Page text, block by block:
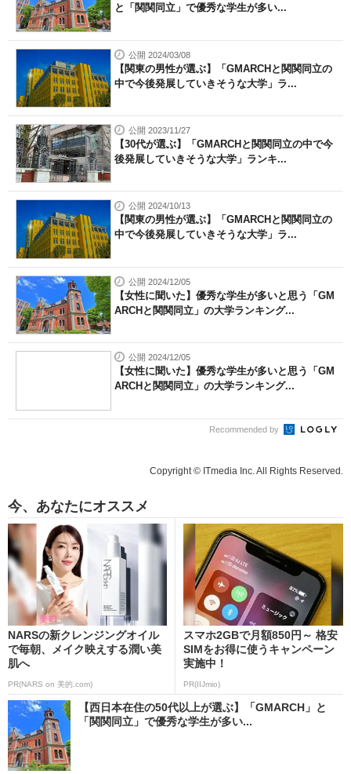
と「関関同立」で優秀な学生が多い...
公開 2024/03/08
【関東の男性が選ぶ】「GMARCHと関関同立の
中で今後発展していきそうな大学」ラ...
公開 2023/11/27
【30代が選ぶ】「GMARCHと関関同立の中で今
後発展していきそうな大学」ランキ...
公開 2024/10/13
【関東の男性が選ぶ】「GMARCHと関関同立の
中で今後発展していきそうな大学」ラ...
公開 2024/12/05
【女性に聞いた】優秀な学生が多いと思う「GM
ARCHと関関同立」の大学ランキング...
公開 2024/12/05
【女性に聞いた】優秀な学生が多いと思う「GM
ARCHと関関同立」の大学ランキング...
Recommended by
Copyright © ITmedia Inc. All Rights Reserved.
今、あなたにオススメ
NARSの新クレンジングオイル
で毎朝、メイク映えする潤い美
肌へ
PR(NARS on 美的.com)
スマホ2GBで月額850円～ 格安
SIMをお得に使うキャンペーン
実施中！
PR(IIJmio)
【西日本在住の50代以上が選ぶ】「GMARCH」と
「関関同立」で優秀な学生が多い...